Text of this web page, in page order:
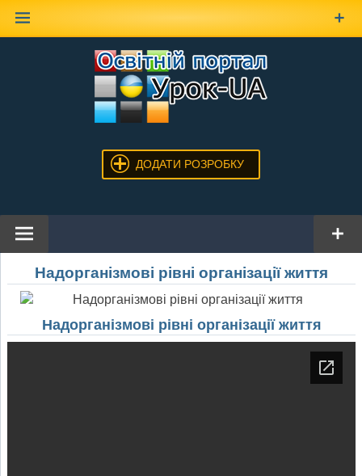
ДОДАТИ РОЗРОБКУ
Надорганізмові рівні організації життя
Надорганізмові рівні організації життя